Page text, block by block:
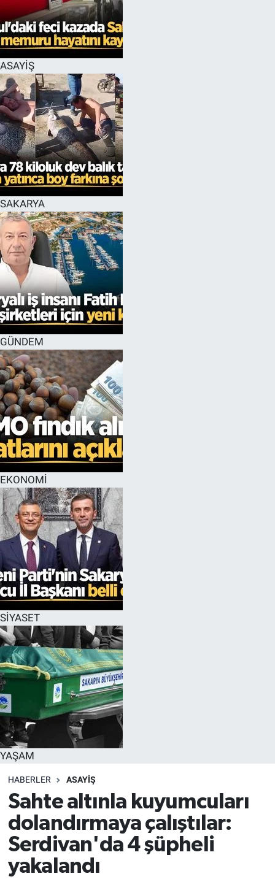
ASAYİŞ
SAKARYA
GÜNDEM
EKONOMİ
SİYASET
YAŞAM
HABERLER ASAYİŞ
Sahte altınla kuyumcuları
dolandırmaya çalıştılar:
Serdivan'da 4 şüpheli
yakalandı
EĞİTİM
MAGAZİN
ÖZEL HABER
HALK54 PANORAMA